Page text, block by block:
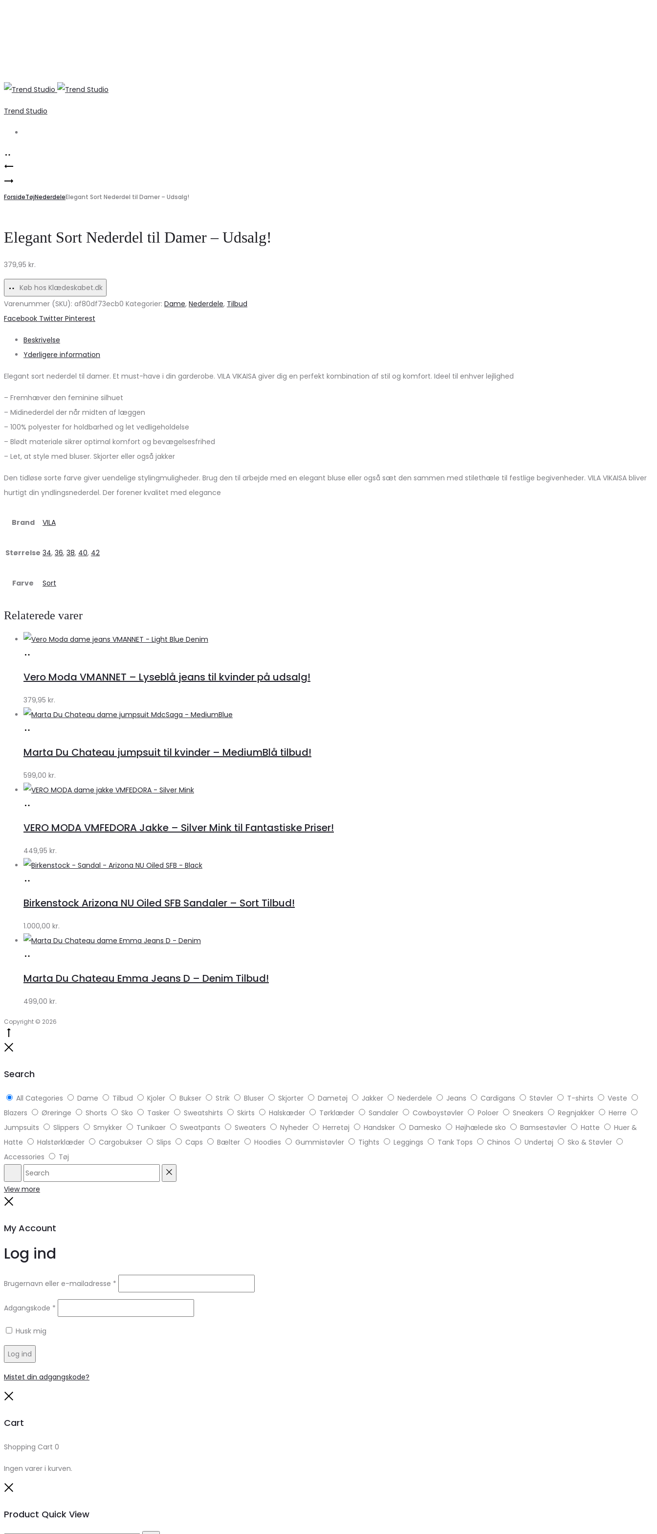
Trend Studio
Product
navigation
på-
fra
Du
Chateau
–
MdcMarlene
B.YOUNG
T-
–
Royale
Tilbud!
ForsideTøjNederdeleElegant Sort Nederdel til Damer – Udsalg!
Elegant Sort Nederdel til Damer – Udsalg!
379,95 kr.
Køb hos Klædeskabet.dk
Varenummer (SKU): af80df73ecb0 Kategorier: Dame, Nederdele, Tilbud
Share
Facebook Twitter Pinterest
Beskrivelse
Yderligere information
Elegant sort nederdel til damer. Et must-have i din garderobe. VILA VIKAISA giver dig en perfekt kombination af stil og komfort. Ideel til enhver lejlighed
– Fremhæver den feminine silhuet
– Midinederdel der når midten af læggen
– 100% polyester for holdbarhed og let vedligeholdelse
– Blødt materiale sikrer optimal komfort og bevægelsesfrihed
– Let, at style med bluser. Skjorter eller også jakker
Den tidløse sorte farve giver uendelige stylingmuligheder. Brug den til arbejde med en elegant bluse eller også sæt den sammen med stilethæle til festlige begivenheder. VILA VIKAISA bliver
hurtigt din yndlingsnederdel. Der forener kvalitet med elegance
Brand VILA
Størrelse 34, 36, 38, 40, 42
Farve Sort
Relaterede varer
Klædeskabet.dk
Vero Moda VMANNET – Lyseblå jeans til kvinder på udsalg!
379,95 kr.
Klædeskabet.dk
Marta Du Chateau jumpsuit til kvinder – MediumBlå tilbud!
599,00 kr.
Klædeskabet.dk
VERO MODA VMFEDORA Jakke – Silver Mink til Fantastiske Priser!
449,95 kr.
Lykke
by
Lykke
Birkenstock Arizona NU Oiled SFB Sandaler – Sort Tilbud!
1.000,00 kr.
Klædeskabet.dk
Marta Du Chateau Emma Jeans D – Denim Tilbud!
499,00 kr.
Copyright © 2026
Search
All Categories Dame Tilbud Kjoler Bukser Strik Bluser Skjorter Dametøj Jakker Nederdele Jeans Cardigans Støvler T-shirts
Veste
Blazers
Øreringe Shorts Sko Tasker Sweatshirts Skirts Halskæder Tørklæder Sandaler Cowboystøvler Poloer Sneakers Regnjakker
Herre
Jumpsuits
Slippers Smykker Tunikaer Sweatpants Sweaters Nyheder Herretøj Handsker Damesko Højhælede sko Bamsestøvler Hatte
Huer &
Hatte
Halstørklæder Cargobukser Slips Caps Bælter Hoodies Gummistøvler Tights Leggings Tank Tops Chinos Undertøj
Sko & Støvler
Accessories
Tøj
Search
View more
My Account
Log ind
Brugernavn eller e-mailadresse *
Adgangskode *
Husk mig
Log ind
Mistet din adgangskode?
Cart
Shopping Cart 0
Ingen varer i kurven.
Product Quick View